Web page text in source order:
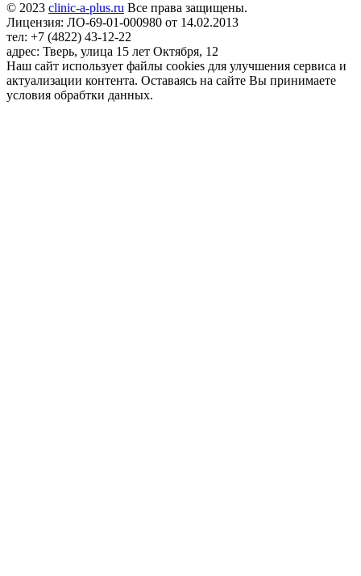
© 2023 clinic-a-plus.ru Все права защищены.
Лицензия: ЛО-69-01-000980 от 14.02.2013
тел: +7 (4822) 43-12-22
адрес: Тверь, улица 15 лет Октября, 12
Наш сайт использует файлы cookies для улучшения сервиса и
актуализации контента. Оставаясь на сайте Вы принимаете
условия обрабтки данных.